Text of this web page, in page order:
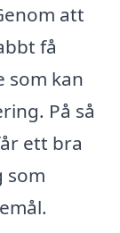
att
få
som kan
På så
ett bra
som